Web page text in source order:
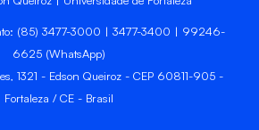
(85) 3477-3000 | 3477-3400 | 99246-
6625 (WhatsApp)
1321 - Edson Queiroz - CEP 60811-905 -
Fortaleza / CE - Brasil